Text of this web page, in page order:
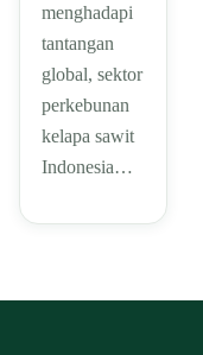
menghadapi
tantangan
global, sektor
perkebunan
kelapa sawit
Indonesia…